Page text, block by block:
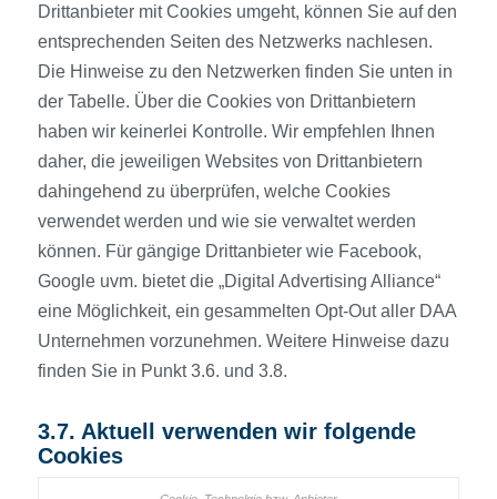
Drittanbieter mit Cookies umgeht, können Sie auf den
entsprechenden Seiten des Netzwerks nachlesen.
Die Hinweise zu den Netzwerken finden Sie unten in
der Tabelle. Über die Cookies von Drittanbietern
haben wir keinerlei Kontrolle. Wir empfehlen Ihnen
daher, die jeweiligen Websites von Drittanbietern
dahingehend zu überprüfen, welche Cookies
verwendet werden und wie sie verwaltet werden
können. Für gängige Drittanbieter wie Facebook,
Google uvm. bietet die „Digital Advertising Alliance“
eine Möglichkeit, ein gesammelten Opt-Out aller DAA
Unternehmen vorzunehmen. Weitere Hinweise dazu
finden Sie in Punkt 3.6. und 3.8.
3.7. Aktuell verwenden wir folgende
Cookies